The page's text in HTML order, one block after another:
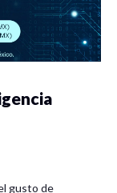
gusto de